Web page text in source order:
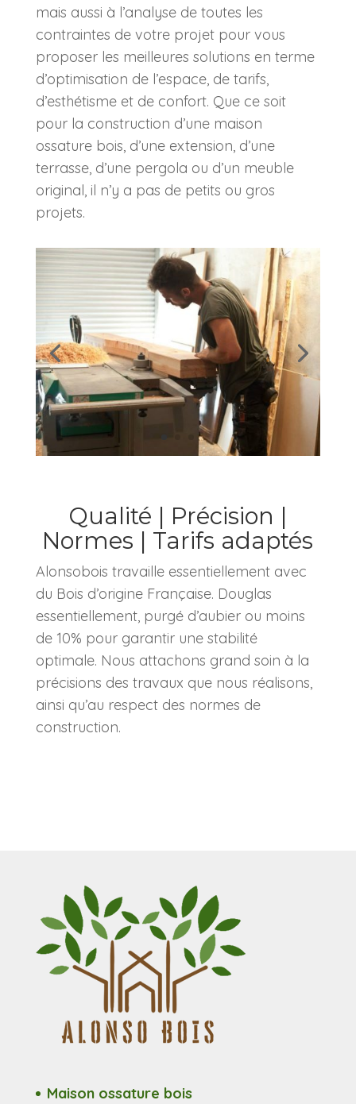
mais aussi à l’analyse de toutes les
contraintes de votre projet pour vous
proposer les meilleures solutions en terme
d’optimisation de l’espace, de tarifs,
d’esthétisme et de confort. Que ce soit
pour la construction d’une maison
ossature bois, d’une extension, d’une
terrasse, d’une pergola ou d’un meuble
original, il n’y a pas de petits ou gros
projets.
Qualité | Précision |
Normes | Tarifs adaptés
Alonsobois travaille essentiellement avec
du Bois d’origine Française. Douglas
essentiellement, purgé d’aubier ou moins
de 10% pour garantir une stabilité
optimale. Nous attachons grand soin à la
précisions des travaux que nous réalisons,
ainsi qu’au respect des normes de
construction.
Maison ossature bois